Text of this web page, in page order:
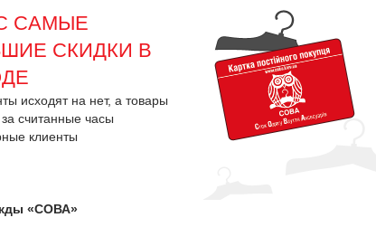
САМЫЕ
СКИДКИ В
исходят на нет, а товары
считанные часы
клиенты
«СОВА»